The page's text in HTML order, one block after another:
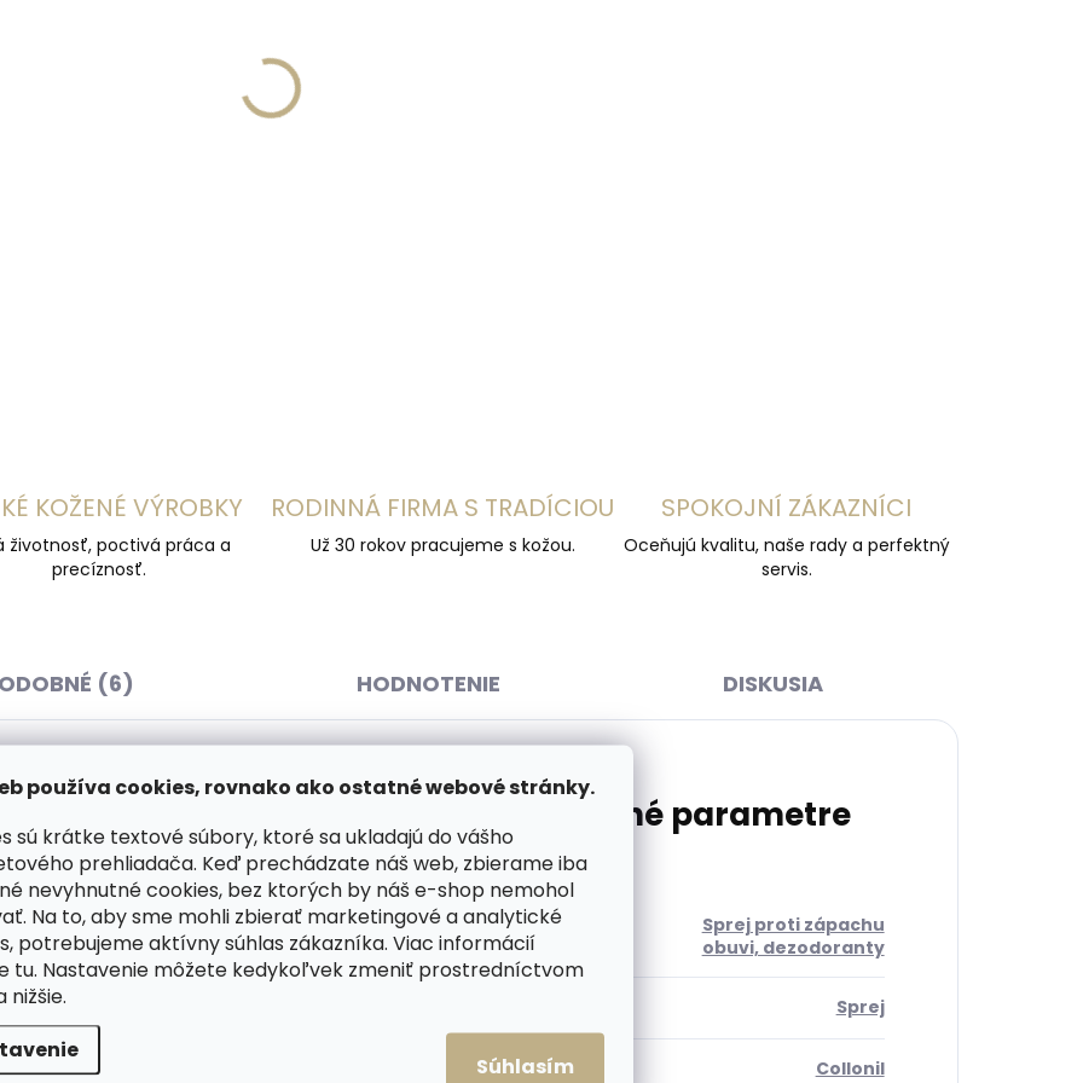
používa cookies, rovnako ako ostatné webové stránky.
sú krátke textové súbory, ktoré sa ukladajú do vášho
prehliadača. Keď prechádzate náš web, zbierame iba
nevyhnutné cookies, bez ktorých by náš e-shop nemohol
Na to, aby sme mohli zbierať marketingové a analytické
potrebujeme aktívny súhlas zákazníka. Viac informácií
tu. Nastavenie môžete kedykoľvek zmeniť prostredníctvom
nižšie.
Súhlasím
KOŽENÉ VÝROBKY
životnosť, poctivá práca a
precíznosť.
RODINNÁ FIRMA S TRADÍCIOU
Už 30 rokov pracujeme s kožou.
SPOKOJNÍ ZÁKAZNÍCI
Oceňujú kvalitu, naše rady a perfektný
servis.
(6) HODNOTENIE DISKUSIA
do vašich topánok prináša
zápach
dlhodobým účinkom.
zaistí hygienickú sviežosť.
s mechanickým rozprašovačom
životnému prostrediu.
Dodatočné parametre
Kategória
Sprej proti zápachu
obuvi, dezodoranty
Sprej
Výrobca: Collonil